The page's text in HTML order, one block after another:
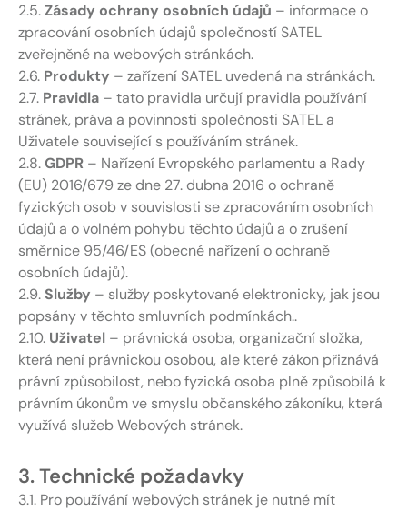
2.5.Zásady ochrany osobních údajů – informace o
zpracování osobních údajů společností SATEL
zveřejněné na webových stránkách.
2.6. Produkty – zařízení SATEL uvedená na stránkách.
2.7. Pravidla – tato pravidla určují pravidla používání
stránek, práva a povinnosti společnosti SATEL a
Uživatele související s používáním stránek.
2.8.GDPR – Nařízení Evropského parlamentu a Rady
(EU) 2016/679 ze dne 27. dubna 2016 o ochraně
fyzických osob v souvislosti se zpracováním osobních
údajů a o volném pohybu těchto údajů a o zrušení
směrnice 95/46/ES (obecné nařízení o ochraně
osobních údajů).
2.9. Služby – služby poskytované elektronicky, jak jsou
popsány v těchto smluvních podmínkách..
2.10. Uživatel – právnická osoba, organizační složka,
která není právnickou osobou, ale které zákon přiznává
právní způsobilost, nebo fyzická osoba plně způsobilá k
právním úkonům ve smyslu občanského zákoníku, která
využívá služeb Webových stránek.
3. Technické požadavky
3.1. Pro používání webových stránek je nutné mít